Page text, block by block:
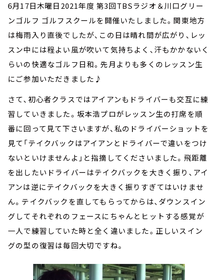
6月17日木曜日2021年度 第3回TBSラジオ＆川口グリー
ンゴルフ ゴルフスクールを開催いたしました。関東地方
は梅雨入り直後でしたが、この日は晴れ間が広がり、レッ
スン中には程よい風が吹いて気持ちよく、汗もかかないく
らいの快適なゴルフ日和。先月よりも多くのレッスン生
にご参加いただきました♪
さて、初心者クラスではアイアンもドライバーも交互に練
習していきました。坂本浩プロがレッスン生の打席を順
番に回って見て下さいますが、私のドライバーショットを
見て「テイクバックはアイアンとドライバーで違いをつけ
ないといけませんよ」と指摘してくださいました。飛距離
を出したいドライバーはテイクバックを大きく振り、アイ
アンは逆にテイクバックを大きく振りすぎてはいけませ
ん。テイクバックを直してもらってからは、ダウンスイン
グしてそれぞれのフェースにちゃんとヒットする感覚が
一人で練習していた時と全く違いました。正しいスイン
グの型の復習は毎回大切ですね。